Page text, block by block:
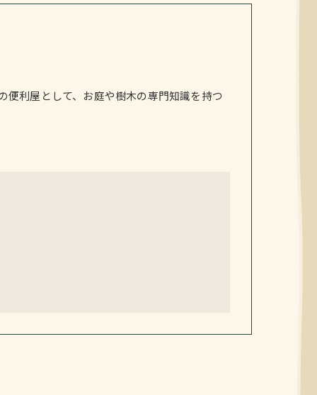
便利屋として、お庭や樹木の専門知識を持つ